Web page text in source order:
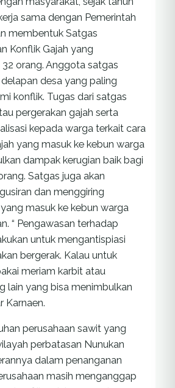
sama dengan Pemerintah
membentuk Satgas
Konflik Gajah yang
orang. Anggota satgas
desa yang paling
konflik. Tugas dari satgas
pergerakan gajah serta
kepada warga terkait cara
yang masuk ke kebun warga
dampak kerugian baik bagi
Satgas juga akan
dan menggiring
masuk ke kebun warga
“ Pengawasan terhadap
untuk mengantispiasi
bergerak. Kalau untuk
meriam karbit atau
lain yang bisa menimbulkan
Karnaen.
perusahaan sawit yang
perbatasan Nunukan
dalam penanganan
masih menganggap